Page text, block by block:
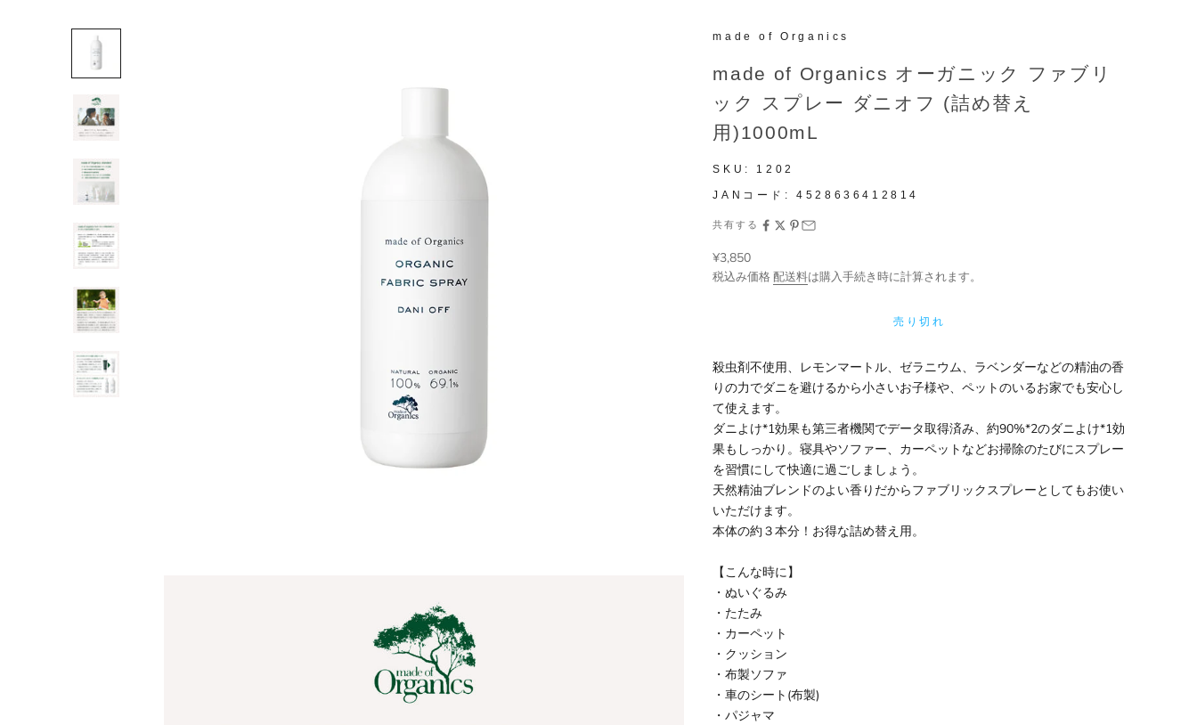
made of Organics
made of Organics オーガニック ファブリ
ック スプレー ダニオフ (詰め替え
用)1000mL
SKU: 1202
JANコード:4528636412814
共有する
セール価格
¥3,850
税込み価格配送料は購入手続き時に計算されます。
売り切れ
殺虫剤不使用、レモンマートル、ゼラニウム、ラベンダーなどの精油の香
りの力でダニを避けるから小さいお子様や、ペットのいるお家でも安心し
て使えます。
ダニよけ*1効果も第三者機関でデータ取得済み、約90%*2のダニよけ*1効
果もしっかり。寝具やソファー、カーペットなどお掃除のたびにスプレー
を習慣にして快適に過ごしましょう。
天然精油ブレンドのよい香りだからファブリックスプレーとしてもお使い
いただけます。
本体の約３本分！お得な詰め替え用。
【こんな時に】
・ぬいぐるみ
・たたみ
・カーペット
・クッション
・布製ソファ
・車のシート(布製)
・パジャマ